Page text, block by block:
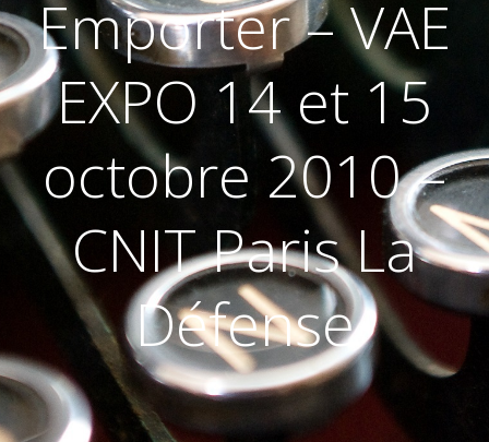
Emporter – VAE
EXPO 14 et 15
octobre 2010 –
CNIT Paris La
Défense